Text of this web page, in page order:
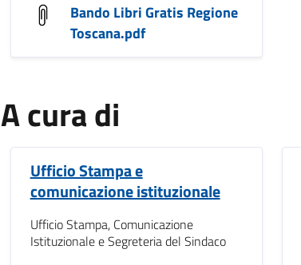
Bando Libri Gratis Regione
Toscana.pdf
A cura di
Ufficio Stampa e
comunicazione istituzionale
Ufficio Stampa, Comunicazione
Istituzionale e Segreteria del Sindaco